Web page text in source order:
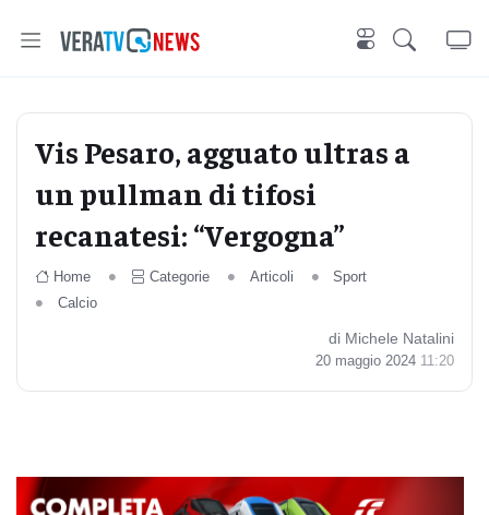
Vis Pesaro, agguato ultras a
un pullman di tifosi
recanatesi: “Vergogna”
Home Categorie Articoli
Sport
Calcio
di Michele Natalini
20 maggio 2024 11:20